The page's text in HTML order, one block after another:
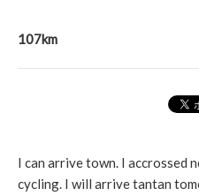
107km
I can arrive town. I accrossed
cycling. I will arrive tantan